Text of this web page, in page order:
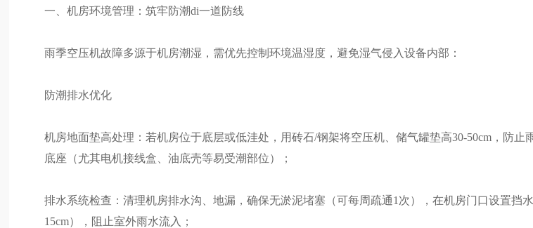
一、机房环境管理：筑牢防潮di一道防线
雨季空压机故障多源于机房潮湿，需优先控制环境温湿度，避免湿气侵入设备内部：
防潮排水优化
机房地面垫高处理：若机房位于底层或低洼处，用砖石/钢架将空压机、储气罐垫高30-50cm，防止
底座（尤其电机接线盒、油底壳等易受潮部位）；
排水系统检查：清理机房排水沟、地漏，确保无淤泥堵塞（可每周疏通1次），在机房门口设置挡
15cm），阻止室外雨水流入；